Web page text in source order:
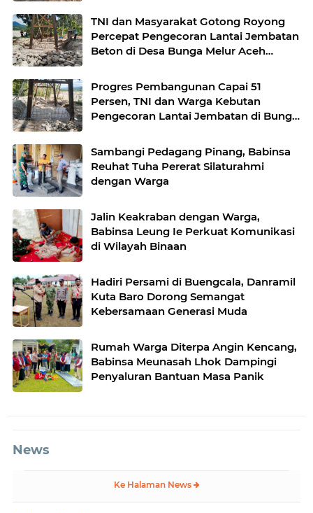
Tenggara
TNI dan Masyarakat Gotong Royong
Percepat Pengecoran Lantai Jembatan
Beton di Desa Bunga Melur Aceh
Progres Pembangunan Capai 51
Persen, TNI dan Warga Kebutan
Pengecoran Lantai Jembatan di Bunga
Sambangi Pedagang Pinang, Babinsa
Reuhat Tuha Pererat Silaturahmi
dengan Warga
Jalin Keakraban dengan Warga,
Babinsa Leung Ie Perkuat Komunikasi
di Wilayah Binaan
Hadiri Persami di Buengcala, Danramil
Kuta Baro Dorong Semangat
Kebersamaan Generasi Muda
Rumah Warga Diterpa Angin Kencang,
Babinsa Meunasah Lhok Dampingi
Penyaluran Bantuan Masa Panik
News
Ke Halaman News